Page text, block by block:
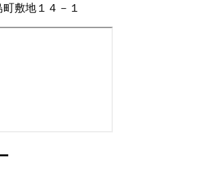
敷地１４－１